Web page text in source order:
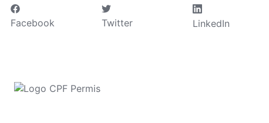
Facebook Twitter LinkedIn